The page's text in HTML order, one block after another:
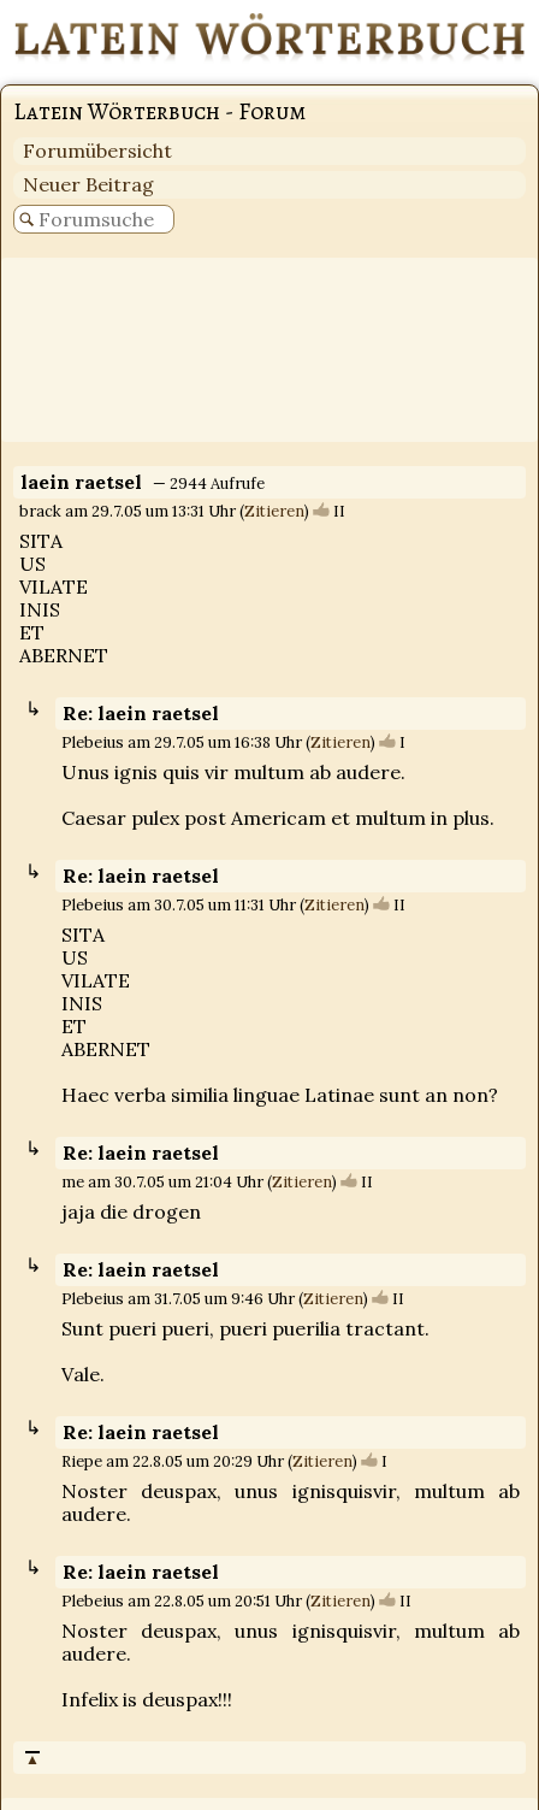
Latein Wörterbuch - Forum
Forumübersicht
Neuer Beitrag
laein raetsel — 2944 Aufrufe
brack am 29.7.05 um 13:31 Uhr (Zitieren) II
SITA
US
VILATE
INIS
ET
ABERNET
Re: laein raetsel
Plebeius am 29.7.05 um 16:38 Uhr (Zitieren) I
Unus ignis quis vir multum ab audere.
Caesar pulex post Americam et multum in plus.
Re: laein raetsel
Plebeius am 30.7.05 um 11:31 Uhr (Zitieren) II
SITA
US
VILATE
INIS
ET
ABERNET
Haec verba similia linguae Latinae sunt an non?
Re: laein raetsel
me am 30.7.05 um 21:04 Uhr (Zitieren) II
jaja die drogen
Re: laein raetsel
Plebeius am 31.7.05 um 9:46 Uhr (Zitieren) II
Sunt pueri pueri, pueri puerilia tractant.
Vale.
Re: laein raetsel
Riepe am 22.8.05 um 20:29 Uhr (Zitieren) I
Noster deuspax, unus ignisquisvir, multum ab
audere.
Re: laein raetsel
Plebeius am 22.8.05 um 20:51 Uhr (Zitieren) II
Noster deuspax, unus ignisquisvir, multum ab
audere.
Infelix is deuspax!!!
▲